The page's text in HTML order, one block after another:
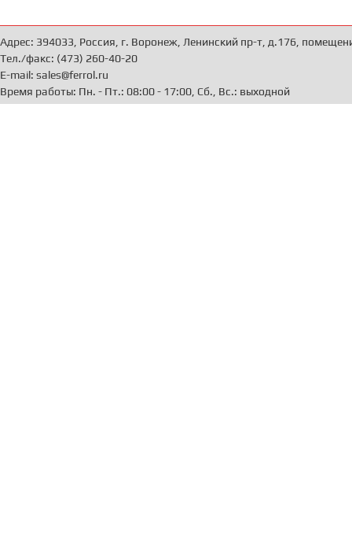
Адрес: 394033, Россия, г. Воронеж, Ленинский пр-т, д.176,
Тел./факс: (473) 260-40-20
E-mail: sales@ferrol.ru
Время работы: Пн. - Пт.: 08:00 - 17:00, Сб., Вс.: выходной